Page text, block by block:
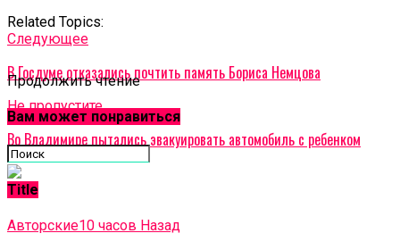
Related Topics:
Cледующее
В Госдуме отказались почтить память Бориса Немцова
Не пропустите
Во Владимире пытались эвакуировать автомобиль с ребенком
Продолжить чтение
Вам может понравиться
Title
Авторские10 часов Назад